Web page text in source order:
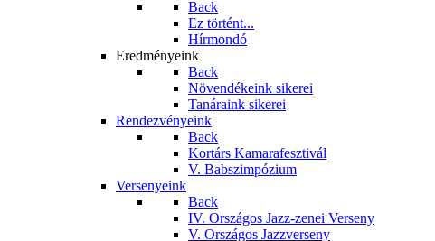
Back
Ez történt...
Hírmondó
Eredményeink
Back
Növendékeink sikerei
Tanáraink sikerei
Rendezvényeink
Back
Kortárs Kamarafesztivál
V. Babszimpózium
Versenyeink
Back
IV. Országos Jazz-zenei Verseny
V. Országos Jazzverseny